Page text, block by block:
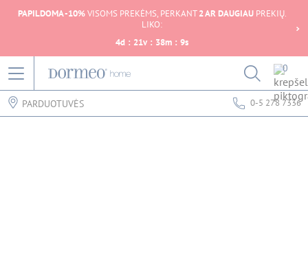
PAPILDOMA -10%VISOMS PREKĖMS, PERKANT2 AR DAUGIAUPREKIŲ.
LIKO:
4d : 21v : 38m : 9s
0
PARDUOTUVĖS 0-5 278 7336